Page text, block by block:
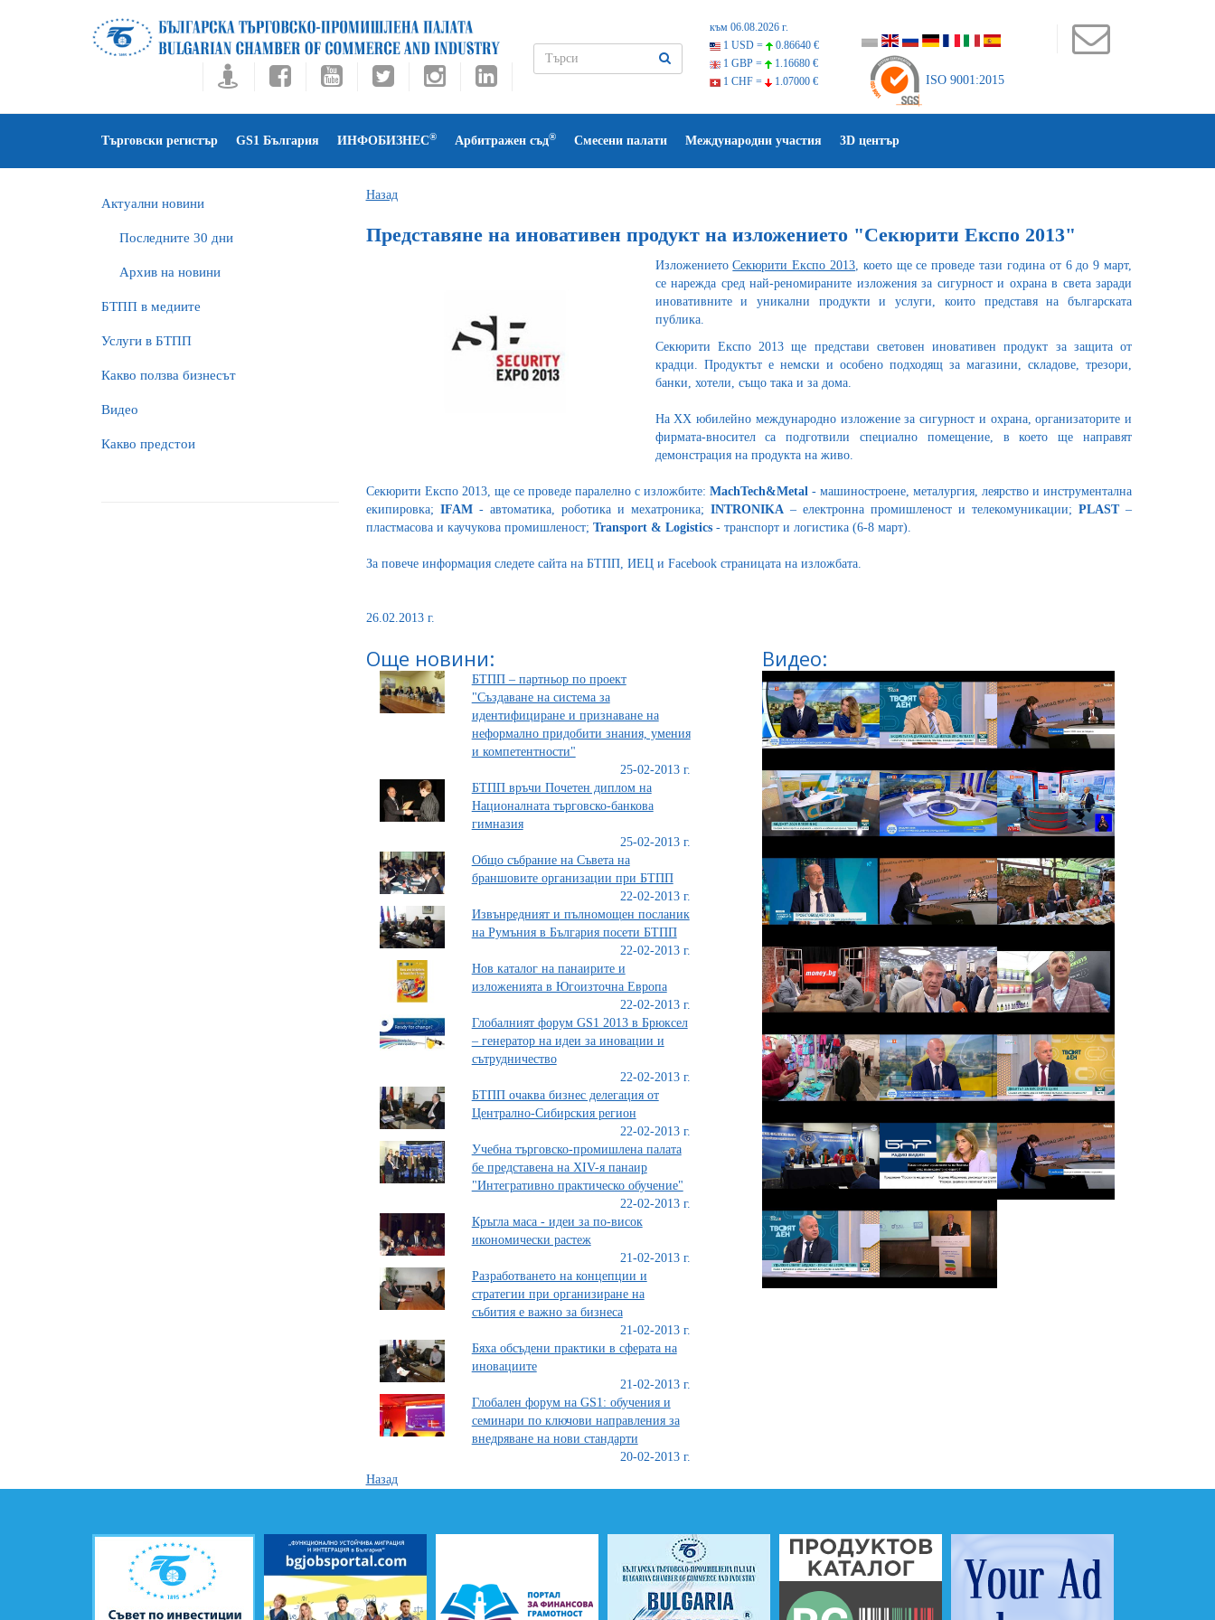
към 06.08.2026 г.
1 USD =
0.86640 €
1 GBP =
1.16680 €
1 CHF =
1.07000 € ISO 9001:2015
Търговски регистър GS1 България ИНФОБИЗНЕС® Арбитражен съд® Смесени палати Международни участия 3D център
Актуални новини
Последните 30 дни
Архив на новини
БTПП в медиите
Услуги в БТПП
Какво ползва бизнесът
Видео
Какво предстои
Назад
Представяне на иновативен продукт на изложението "Секюрити Експо 2013"
ИзложениетоСекюрити Експо 2013, което ще се проведе тази година от 6 до 9 март,
се нарежда сред най-реномираните изложения за сигурност и охрана в света заради
иновативните и уникални продукти и услуги, които представя на българската
публика.
Секюрити Експо 2013 ще представи световен иновативен продукт за защита от
крадци. Продуктът е немски и особено подходящ за магазини, складове, трезори,
банки, хотели, също така и за дома.
На XX юбилейно международно изложение за сигурност и охрана, организаторите и
фирмата-вносител са подготвили специално помещение, в което ще направят
демонстрация на продукта на живо.
Секюрити Експо 2013, ще се проведе паралелно с изложбите: MachTech&Metal- машиностроене, металургия, леярство и инструментална
екипировка; IFAM- автоматика, роботика и мехатроника; INTRONIKA– електронна промишленост и телекомуникации; PLAST–
пластмасова и каучукова промишленост; Transport & Logistics- транспорт и логистика (6-8 март).
За повече информация следете сайта на БТПП, ИЕЦ и Facebook страницата на изложбата.
26.02.2013 г.
Още новини:
БТПП – партньор по проект
"Създаване на система за
идентифициране и признаване на
неформално придобити знания, умения
и компетентности"
25-02-2013 г.
БТПП връчи Почетен диплом на
Националната търговско-банкова
гимназия
25-02-2013 г.
Общо събрание на Съвета на
браншовите организации при БТПП
22-02-2013 г.
Извънредният и пълномощен посланик
на Румъния в България посети БТПП
22-02-2013 г.
Нов каталог на панаирите и
изложенията в Югоизточна Европа
22-02-2013 г.
Глобалният форум GS1 2013 в Брюксел
– генератор на идеи за иновации и
сътрудничество
22-02-2013 г.
БТПП очаква бизнес делегация от
Централно-Сибирския регион
22-02-2013 г.
Учебна търговско-промишлена палата
бе представена на XIV-я панаир
"Интегративно практическо обучение"
22-02-2013 г.
Кръгла маса - идеи за по-висок
икономически растеж
21-02-2013 г.
Разработването на концепции и
стратегии при организиране на
събития е важно за бизнеса
21-02-2013 г.
Бяха обсъдени практики в сферата на
иновациите
21-02-2013 г.
Глобален форум на GS1: обучения и
семинари по ключови направления за
внедряване на нови стандарти
20-02-2013 г.
Видео:
Назад